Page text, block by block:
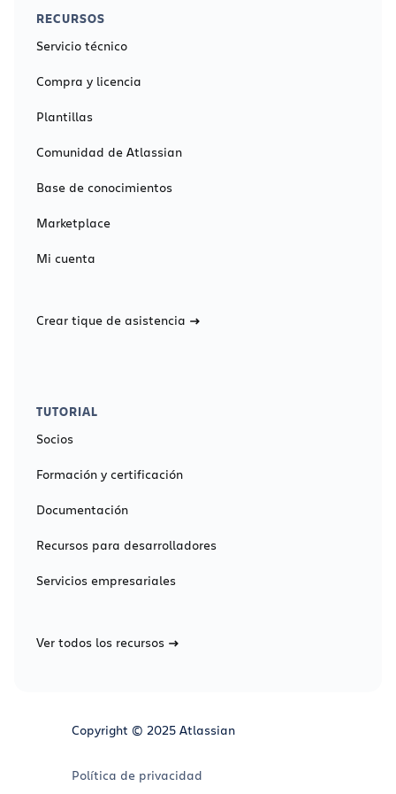
RECURSOS
Servicio técnico
Compra y licencia
Plantillas
Comunidad de Atlassian
Base de conocimientos
Marketplace
Mi cuenta
Crear tique de asistencia
TUTORIAL
Socios
Formación y certificación
Documentación
Recursos para desarrolladores
Servicios empresariales
Ver todos los recursos
Copyright © 2025 Atlassian
Política de privacidad